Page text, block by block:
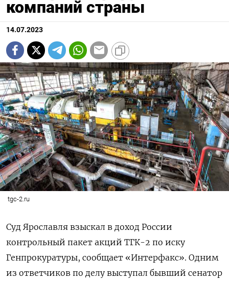
компаний страны
14.07.2023
tgc-2.ru
Суд Ярославля взыскал в доход России
контрольный пакет акций ТГК-2 по иску
Генпрокуратуры, сообщает «Интерфакс». Одним
из ответчиков по делу выступал бывший сенатор